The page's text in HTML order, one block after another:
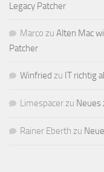
Legacy Patcher
Marco zu Alten Mac
Patcher
Winfried zu IT richtig
Limespacerzu Neues
Rainer Eberth zu